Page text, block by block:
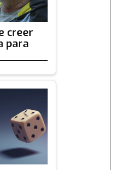
creer
para